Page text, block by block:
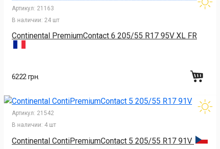
Артикул: 21163
В наличии: 24 шт
Continental PremiumContact 6 205/55 R17 95V XL FR
6222 грн.
Артикул: 21542
В наличии: 4 шт
Continental ContiPremiumContact 5 205/55 R17 91V